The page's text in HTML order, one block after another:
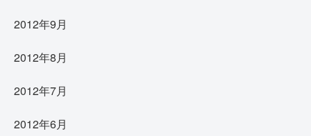
2012年9月
2012年8月
2012年7月
2012年6月